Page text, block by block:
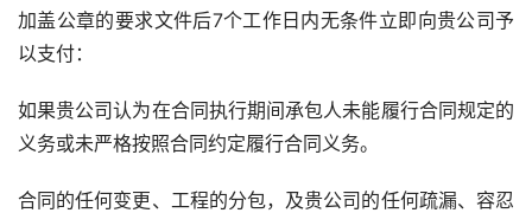
加盖公章的要求文件后7个工作日内无条件立即向贵公司予
以支付：
如果贵公司认为在合同执行期间承包人未能履行合同规定的
义务或未严格按照合同约定履行合同义务。
合同的任何变更、工程的分包，及贵公司的任何疏漏、容忍